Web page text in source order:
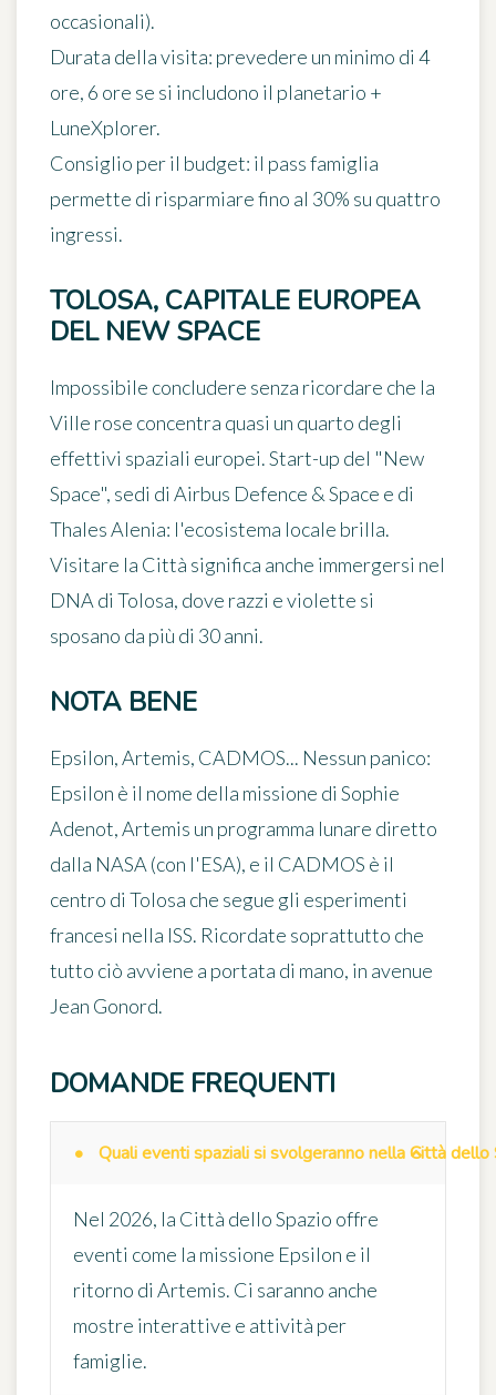
occasionali).
Durata della visita: prevedere un minimo di 4
ore, 6 ore se si includono il planetario +
LuneXplorer.
Consiglio per il budget: il pass famiglia
permette di risparmiare fino al 30% su quattro
ingressi.
TOLOSA, CAPITALE EUROPEA
DEL NEW SPACE
Impossibile concludere senza ricordare che la
Ville rose concentra quasi un quarto degli
effettivi spaziali europei. Start-up del "New
Space", sedi di Airbus Defence & Space e di
Thales Alenia: l'ecosistema locale brilla.
Visitare la Città significa anche immergersi nel
DNA di Tolosa, dove razzi e violette si
sposano da più di 30 anni.
NOTA BENE
Epsilon, Artemis, CADMOS... Nessun panico:
Epsilon è il nome della missione di Sophie
Adenot, Artemis un programma lunare diretto
dalla NASA (con l'ESA), e il CADMOS è il
centro di Tolosa che segue gli esperimenti
francesi nella ISS. Ricordate soprattutto che
tutto ciò avviene a portata di mano, in avenue
Jean Gonord.
DOMANDE FREQUENTI
Quali eventi spaziali si svolgeranno nella Città
Nel 2026, la Città dello Spazio offre
eventi come la missione Epsilon e il
ritorno di Artemis. Ci saranno anche
mostre interattive e attività per
famiglie.